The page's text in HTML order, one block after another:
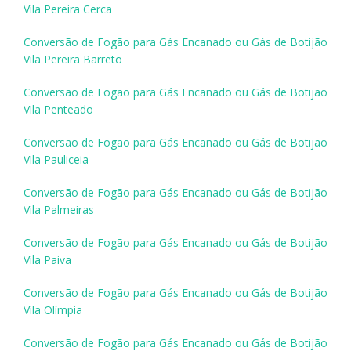
Vila Pereira Cerca
Conversão de Fogão para Gás Encanado ou Gás de Botijão
Vila Pereira Barreto
Conversão de Fogão para Gás Encanado ou Gás de Botijão
Vila Penteado
Conversão de Fogão para Gás Encanado ou Gás de Botijão
Vila Pauliceia
Conversão de Fogão para Gás Encanado ou Gás de Botijão
Vila Palmeiras
Conversão de Fogão para Gás Encanado ou Gás de Botijão
Vila Paiva
Conversão de Fogão para Gás Encanado ou Gás de Botijão
Vila Olímpia
Conversão de Fogão para Gás Encanado ou Gás de Botijão